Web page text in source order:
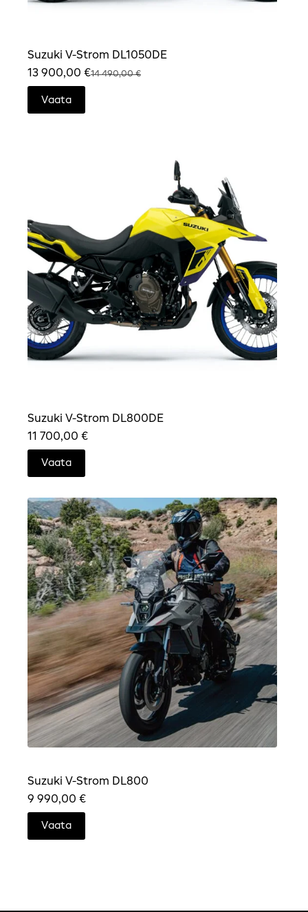
Suzuki V-Strom DL1050DE
14 490,00€
Original
price
14
13 900,00 €
Current
price
13
Vaata
Suzuki V-Strom DL800DE
11 700,00 €
Vaata
Suzuki V-Strom DL800
9 990,00 €
Vaata